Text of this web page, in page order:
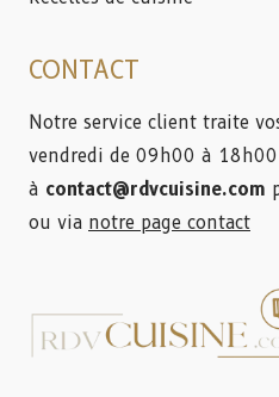
CONTACT
Notre service client traite
vendredi de 09h00 à
à contact@rdvcuisine.com
ou via notre page contact